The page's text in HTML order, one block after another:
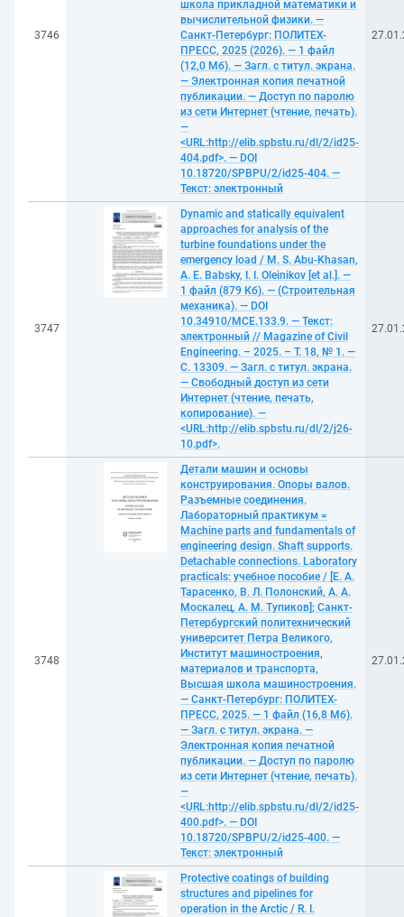
3746
школа прикладной математики и
вычислительной физики. —
Санкт-Петербург: ПОЛИТЕХ-
ПРЕСС, 2025 (2026). — 1 файл
(12,0 Мб). — Загл. с титул. экрана.
— Электронная копия печатной
публикации. — Доступ по паролю
из сети Интернет (чтение, печать).
—
<URL:http://elib.spbstu.ru/dl/2/id25-
404.pdf>. — DOI
10.18720/SPBPU/2/id25-404. —
Текст: электронный
3747
Dynamic and statically equivalent
approaches for analysis of the
turbine foundations under the
emergency load / M. S. Abu-Khasan,
A. E. Babsky, I. I. Oleinikov [et al.]. —
1 файл (879 Кб). — (Строительная
механика). — DOI
10.34910/MCE.133.9. — Текст:
электронный // Magazine of Civil
Engineering. – 2025. – Т. 18, № 1. —
С. 13309. — Загл. с титул. экрана.
— Свободный доступ из сети
Интернет (чтение, печать,
копирование). —
<URL:http://elib.spbstu.ru/dl/2/j26-
10.pdf>.
3748
Детали машин и основы
конструирования. Опоры валов.
Разъемные соединения.
Лабораторный практикум =
Machine parts and fundamentals of
engineering design. Shaft supports.
Detachable connections. Laboratory
practicals: учебное пособие / [Е. А.
Тарасенко, В. Л. Полонский, А. А.
Москалец, А. М. Тупиков]; Санкт-
Петербургский политехнический
университет Петра Великого,
Институт машиностроения,
материалов и транспорта,
Высшая школа машиностроения.
— Санкт-Петербург: ПОЛИТЕХ-
ПРЕСС, 2025. — 1 файл (16,8 Мб).
— Загл. с титул. экрана. —
Электронная копия печатной
публикации. — Доступ по паролю
из сети Интернет (чтение, печать).
—
<URL:http://elib.spbstu.ru/dl/2/id25-
400.pdf>. — DOI
10.18720/SPBPU/2/id25-400. —
Текст: электронный
Protective coatings of building
structures and pipelines for
operation in the Arctic / R. I.